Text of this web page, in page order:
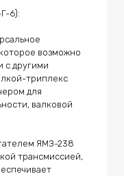
дискового типа,
типа для
на основе
версии
3000) для
6):
возможно
с другими
триплекс
для
валковой
ЯМЗ-238
трансмиссией,